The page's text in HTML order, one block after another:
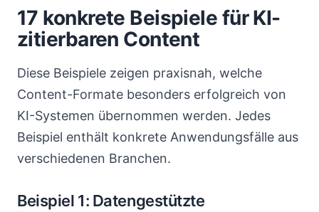
17 konkrete Beispiele für KI-
zitierbaren Content
Diese Beispiele zeigen praxisnah, welche
Content-Formate besonders erfolgreich von
KI-Systemen übernommen werden. Jedes
Beispiel enthält konkrete Anwendungsfälle aus
verschiedenen Branchen.
Beispiel 1: Datengestützte